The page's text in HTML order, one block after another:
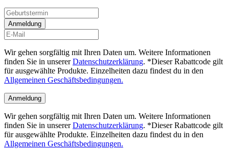
Anmeldung
Wir gehen sorgfältig mit Ihren Daten um. Weitere Informationen
finden Sie in unsererDatenschutzerklärung. *Dieser Rabattcode gilt
für ausgewählte Produkte. Einzelheiten dazu findest du in den
Allgemeinen Geschäftsbedingungen.
Anmeldung
Wir gehen sorgfältig mit Ihren Daten um. Weitere Informationen
finden Sie in unsererDatenschutzerklärung. *Dieser Rabattcode gilt
für ausgewählte Produkte. Einzelheiten dazu findest du in den
Allgemeinen Geschäftsbedingungen.